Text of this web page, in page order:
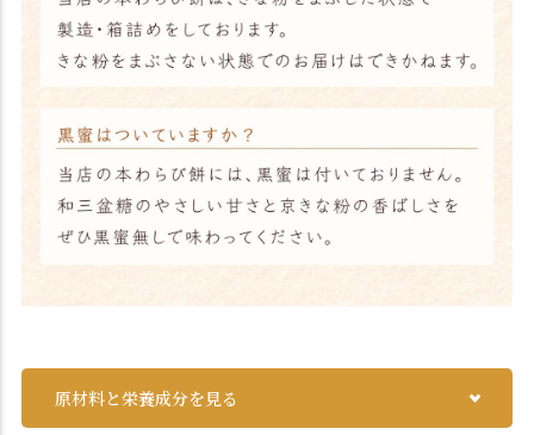
原材料と栄養成分を見る